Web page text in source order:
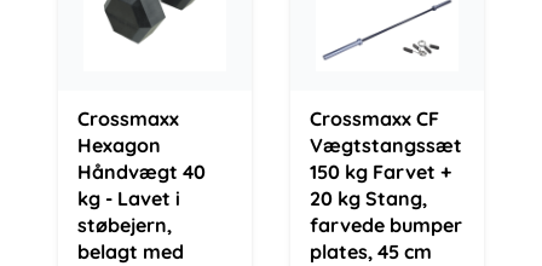
Crossmaxx
Hexagon
Håndvægt 40
kg - Lavet i
støbejern,
belagt med
Crossmaxx CF
Vægtstangssæt
150 kg Farvet +
20 kg Stang,
farvede bumper
plates, 45 cm